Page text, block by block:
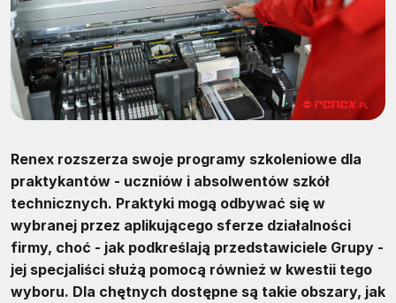
Renex rozszerza swoje programy szkoleniowe dla
praktykantów - uczniów i absolwentów szkół
technicznych. Praktyki mogą odbywać się w
wybranej przez aplikującego sferze działalności
firmy, choć - jak podkreślają przedstawiciele Grupy -
jej specjaliści służą pomocą również w kwestii tego
wyboru. Dla chętnych dostępne są takie obszary, jak